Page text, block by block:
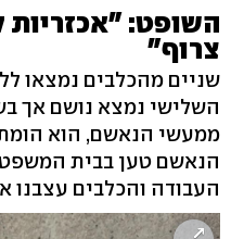
השופט: "אכזריות
צרוף"
שניים מהכלבים נמצאו
השלישי נמצא נושם אך
ממעשי הנאשם, הוא
הנאשם טען בבית המשפט
העבודה והכלבים עצבנו